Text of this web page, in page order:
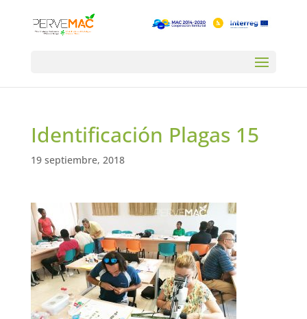
Identificación Plagas 15
19 septiembre, 2018